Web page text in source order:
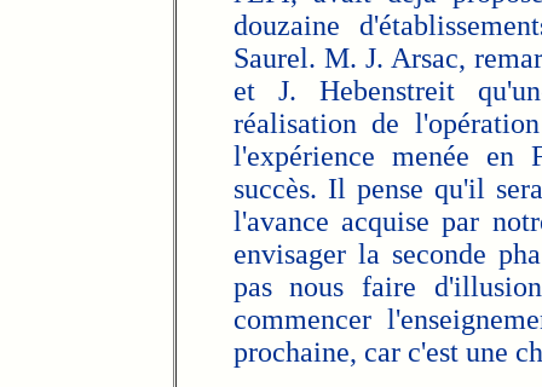
douzaine
Saurel. M. J. Arsac,
et J. Hebenstreit
réalisation de
l'expérience menée en
succès. Il pense qu'il
l'avance acquise par
envisager la seconde
pas nous faire
commencer
prochaine, car c'est une